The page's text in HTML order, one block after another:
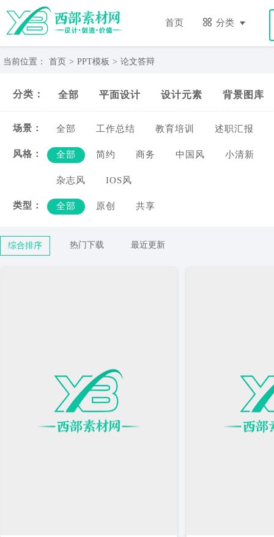
首页 分类
答
辩-
西
网
当前位置： 首页 > PPT模板 > 论文答辩
分类： 全部 平面设计 设计元素 背景图库
场景： 全部 工作总结 教育培训 述职汇报
风格： 全部 简约 商务 中国风 小清新
杂志风 IOS风
类型： 全部 原创 共享
综合排序 热门下载 最近更新